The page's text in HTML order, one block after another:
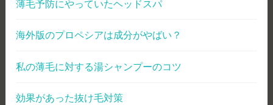
薄毛予防にやっていたヘッドスパ
海外版のプロペシアは成分がやばい？
私の薄毛に対する湯シャンプーのコツ
効果があった抜け毛対策